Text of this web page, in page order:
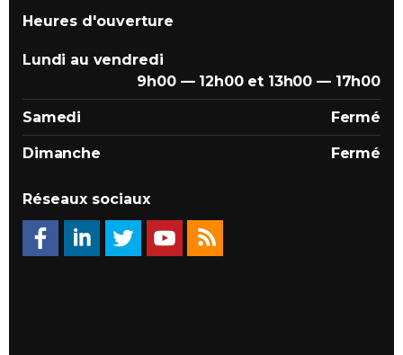
Heures d'ouverture
Lundi au vendredi
9h00 — 12h00 et 13h00 — 17h00
Samedi Fermé
Dimanche Fermé
Réseaux sociaux